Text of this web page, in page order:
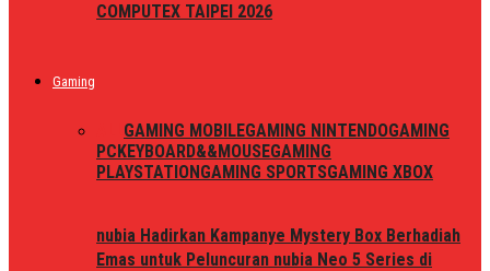
COMPUTEX TAIPEI 2026
Gaming
GAMING MOBILEGAMING NINTENDOGAMING
PCKEYBOARD&&MOUSEGAMING
PLAYSTATIONGAMING SPORTSGAMING XBOX
nubia Hadirkan Kampanye Mystery Box Berhadiah
Emas untuk Peluncuran nubia Neo 5 Series di